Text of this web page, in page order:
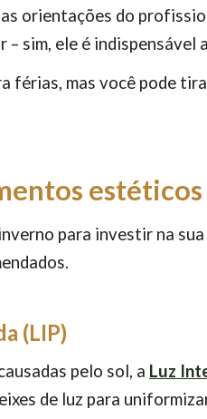
orientações do
sim, ele é indispensável
férias, mas você pode
para investir na
(LIP)
pelo sol, a Luz
de luz para